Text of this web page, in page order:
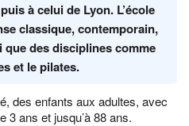
à celui de Lyon. L’école
classique, contemporain,
que des disciplines comme
et le pilates.
des enfants aux adultes, avec
3 ans et jusqu’à 88 ans.